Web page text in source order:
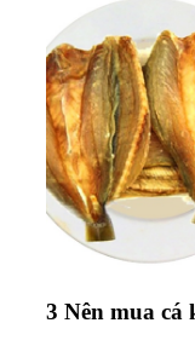
3 Nên mua cá